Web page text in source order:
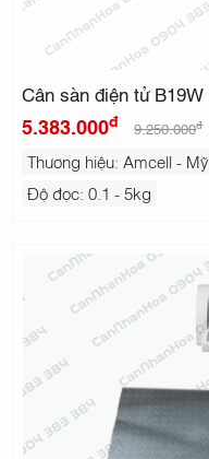
Cân sàn điện tử B19W
5.383.000đ 9.250.000đ
Thương hiệu: Amcell - Mỹ
Độ đọc: 0.1 - 5kg